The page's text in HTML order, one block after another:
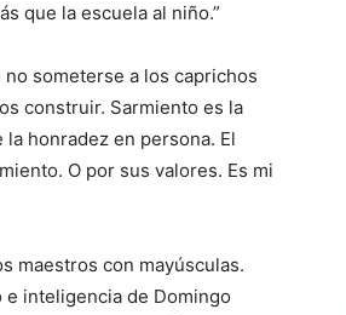
que la escuela al niño.”
someterse a los caprichos
construir. Sarmiento es la
honradez en persona. El
O por sus valores. Es mi
maestros con mayúsculas.
inteligencia de Domingo